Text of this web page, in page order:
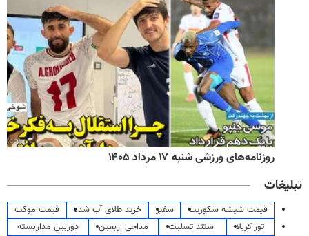
روزنامه‌های ورزشی شنبه ۱۷ مرداد ۱۴۰۵
تبلیغات
قیمت شیشه سکوریت سفیر خرید طلای آب شده
قیمت موکت
تور کربلا
استند تسلیت مداحی اربعین
دوربین مداربسته